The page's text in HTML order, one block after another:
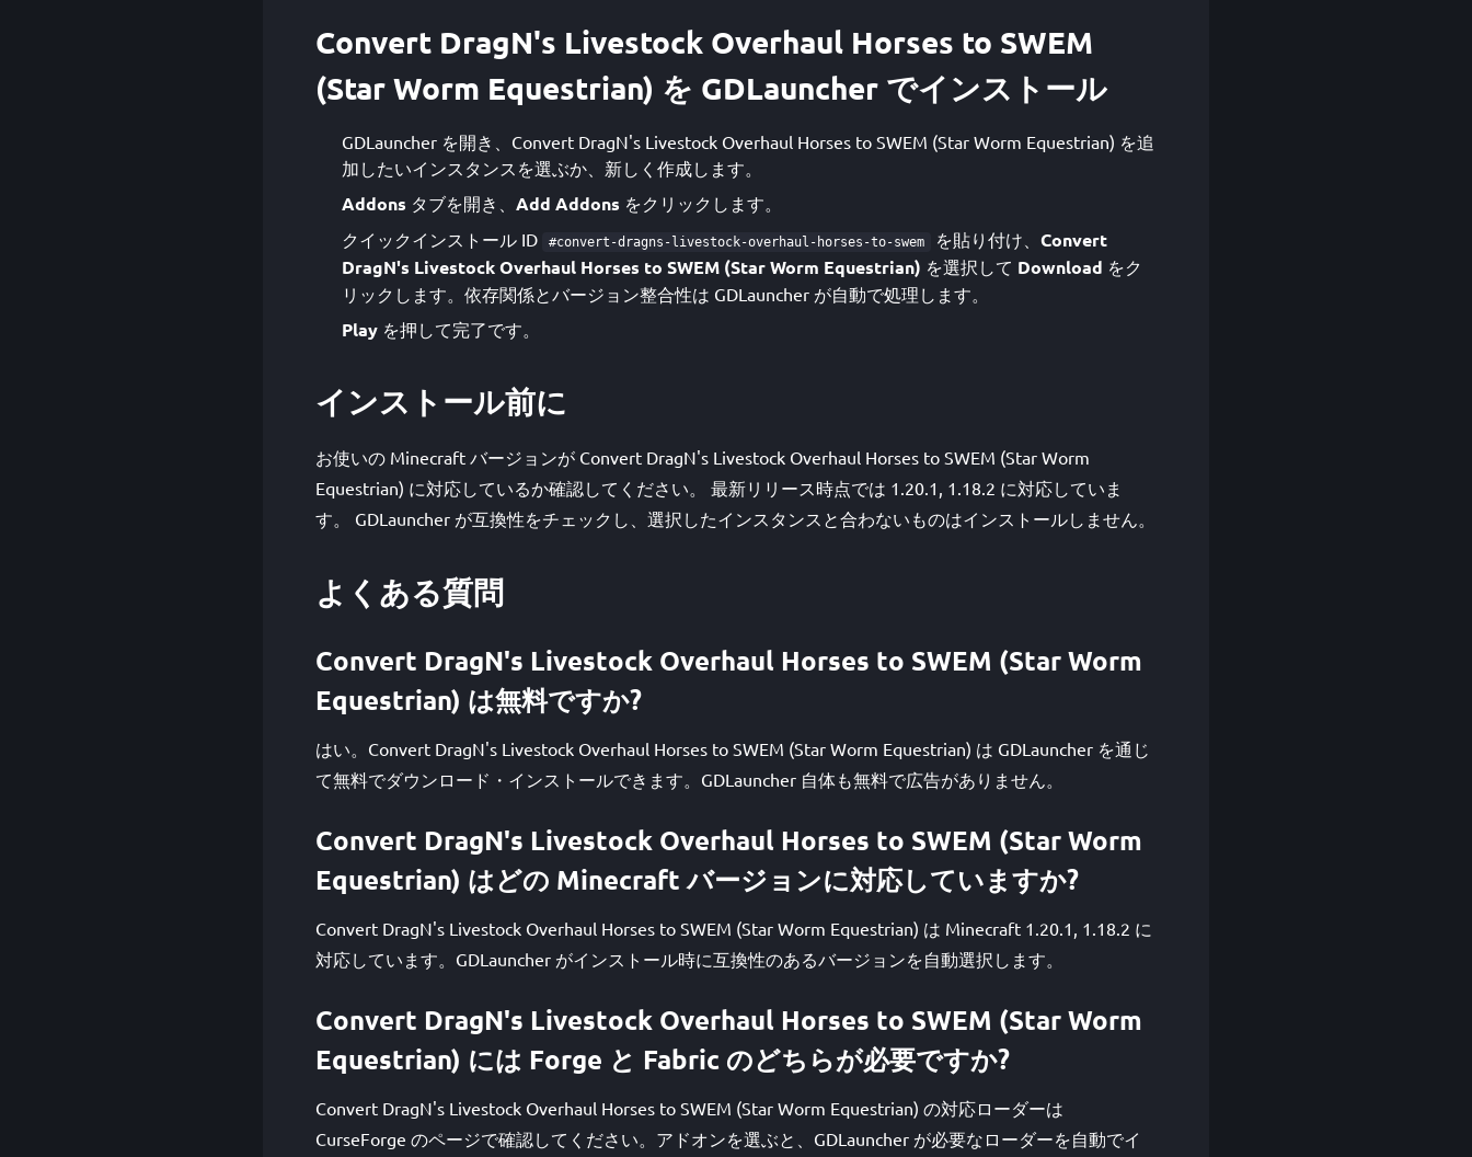
Convert DragN's Livestock Overhaul Horses to SWEM
(Star Worm Equestrian) を GDLauncher でインストール
GDLauncher を開き、Convert DragN's Livestock Overhaul Horses to SWEM (Star Worm Equestrian) を追
加したいインスタンスを選ぶか、新しく作成します。
Addons タブを開き、 Add Addons をクリックします。
クイックインストール ID
#convert-dragns-livestock-overhaul-horses-to-swem を貼り付け、 Convert
DragN's Livestock Overhaul Horses to SWEM (Star Worm Equestrian) を選択して Download をク
リックします。依存関係とバージョン整合性は GDLauncher が自動で処理します。
Play を押して完了です。
インストール前に
お使いの Minecraft バージョンが Convert DragN's Livestock Overhaul Horses to SWEM (Star Worm
Equestrian) に対応しているか確認してください。 最新リリース時点では 1.20.1, 1.18.2 に対応していま
す。 GDLauncher が互換性をチェックし、選択したインスタンスと合わないものはインストールしません。
よくある質問
Convert DragN's Livestock Overhaul Horses to SWEM (Star Worm
Equestrian) は無料ですか?
はい。Convert DragN's Livestock Overhaul Horses to SWEM (Star Worm Equestrian) は GDLauncher を通じ
て無料でダウンロード・インストールできます。GDLauncher 自体も無料で広告がありません。
Convert DragN's Livestock Overhaul Horses to SWEM (Star Worm
Equestrian) はどの Minecraft バージョンに対応していますか?
Convert DragN's Livestock Overhaul Horses to SWEM (Star Worm Equestrian) は Minecraft 1.20.1, 1.18.2 に
対応しています。GDLauncher がインストール時に互換性のあるバージョンを自動選択します。
Convert DragN's Livestock Overhaul Horses to SWEM (Star Worm
Equestrian) には Forge と Fabric のどちらが必要ですか?
Convert DragN's Livestock Overhaul Horses to SWEM (Star Worm Equestrian) の対応ローダーは
CurseForge のページで確認してください。アドオンを選ぶと、GDLauncher が必要なローダーを自動でイ